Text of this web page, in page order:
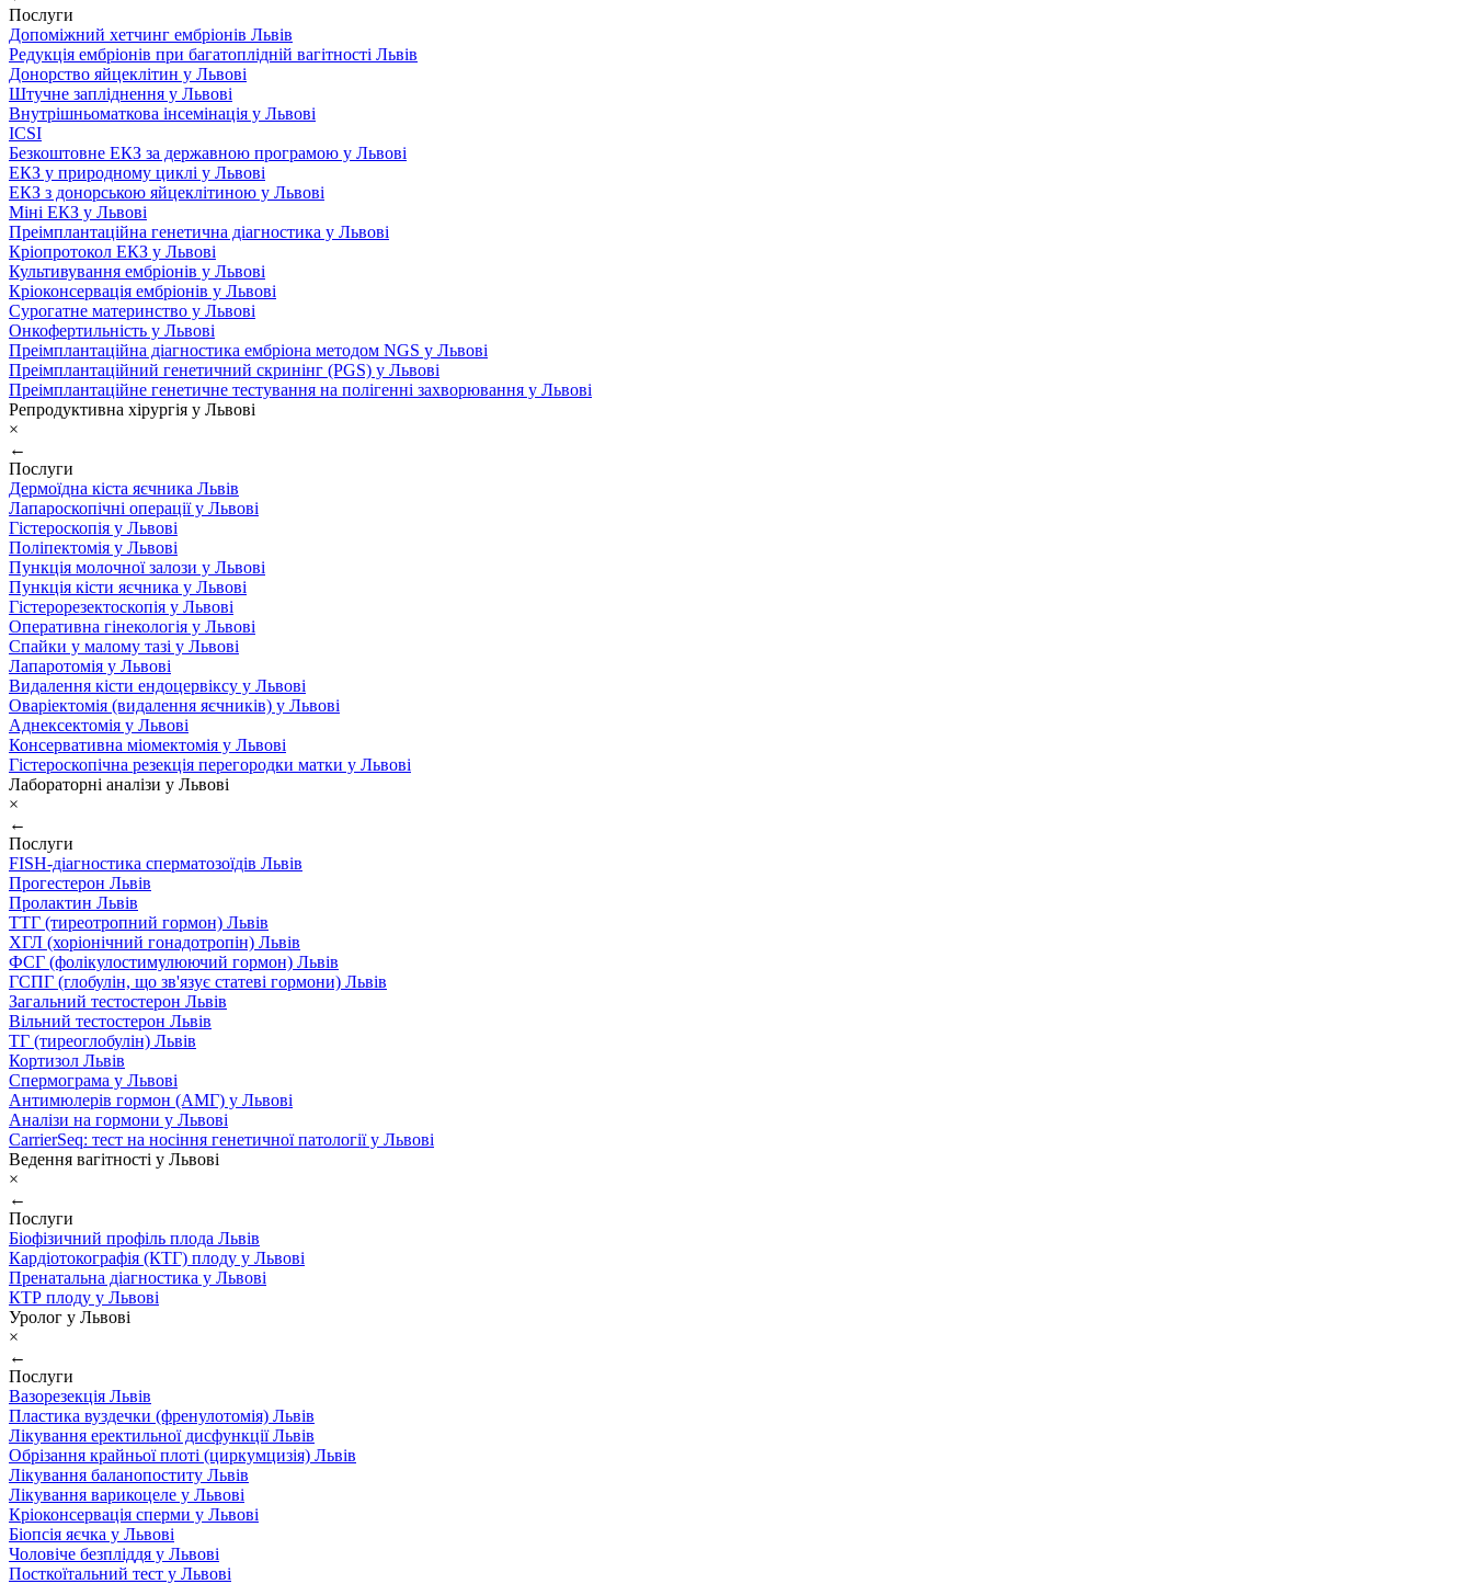
Послуги
Допоміжний хетчинг ембріонів Львів
Редукція ембріонів при багатоплідній вагітності Львів
Донорство яйцеклітин у Львові
Штучне запліднення у Львові
Внутрішньоматкова інсемінація у Львові
ICSI
Безкоштовне ЕКЗ за державною програмою у Львові
ЕКЗ у природному циклі у Львові
ЕКЗ з донорською яйцеклітиною у Львові
Міні ЕКЗ у Львові
Преімплантаційна генетична діагностика у Львові
Кріопротокол ЕКЗ у Львові
Культивування ембріонів у Львові
Кріоконсервація ембріонів у Львові
Сурогатне материнство у Львові
Онкофертильність у Львові
Преімплантаційна діагностика ембріона методом NGS у Львові
Преімплантаційний генетичний скринінг (PGS) у Львові
Преімплантаційне генетичне тестування на полігенні захворювання у Львові
Репродуктивна хірургія у Львові
×
←
Послуги
Дермоїдна кіста яєчника Львів
Лапароскопічні операції у Львові
Гістероскопія у Львові
Поліпектомія у Львові
Пункція молочної залози у Львові
Пункція кісти яєчника у Львові
Гістерорезектоскопія у Львові
Оперативна гінекологія у Львові
Спайки у малому тазі у Львові
Лапаротомія у Львові
Видалення кісти ендоцервіксу у Львові
Оваріектомія (видалення яєчників) у Львові
Аднексектомія у Львові
Консервативна міомектомія у Львові
Гістероскопічна резекція перегородки матки у Львові
Лабораторні аналізи у Львові
×
←
Послуги
FISH-діагностика сперматозоїдів Львів
Прогестерон Львів
Пролактин Львів
ТТГ (тиреотропний гормон) Львів
ХГЛ (хоріонічний гонадотропін) Львів
ФСГ (фолікулостимулюючий гормон) Львів
ГСПГ (глобулін, що зв'язує статеві гормони) Львів
Загальний тестостерон Львів
Вільний тестостерон Львів
ТГ (тиреоглобулін) Львів
Кортизол Львів
Спермограма у Львові
Антимюлерів гормон (АМГ) у Львові
Аналізи на гормони у Львові
CarrierSeq: тест на носіння генетичної патології у Львові
Ведення вагітності у Львові
×
←
Послуги
Біофізичний профіль плода Львів
Кардіотокографія (КТГ) плоду у Львові
Пренатальна діагностика у Львові
КТР плоду у Львові
Уролог у Львові
×
←
Послуги
Вазорезекція Львів
Пластика вуздечки (френулотомія) Львів
Лікування еректильної дисфункції Львів
Обрізання крайньої плоті (циркумцизія) Львів
Лікування баланопоститу Львів
Лікування варикоцеле у Львові
Кріоконсервація сперми у Львові
Біопсія яєчка у Львові
Чоловіче безпліддя у Львові
Посткоїтальний тест у Львові